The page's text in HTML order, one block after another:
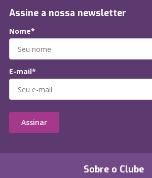
Sobre o Clube
Assine a nossa newsletter
Nome*
E-mail*
Assinar